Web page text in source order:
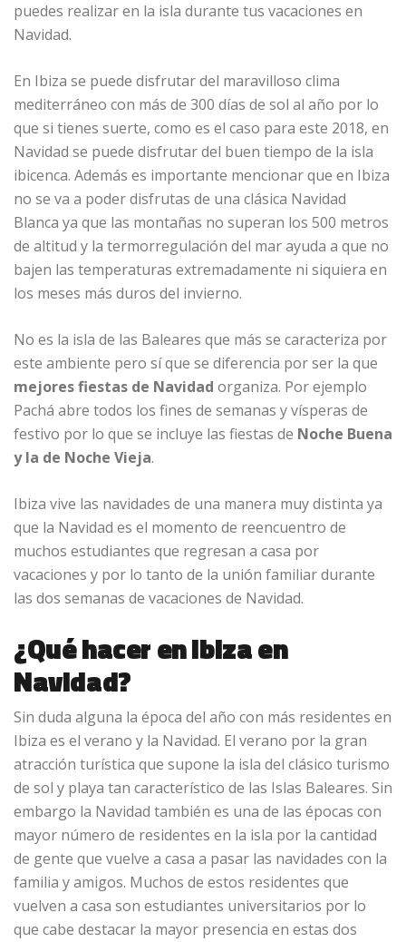
puedes realizar en la isla durante tus vacaciones en
Navidad.
En Ibiza se puede disfrutar del maravilloso clima
mediterráneo con más de 300 días de sol al año por lo
que si tienes suerte, como es el caso para este 2018, en
Navidad se puede disfrutar del buen tiempo de la isla
ibicenca. Además es importante mencionar que en Ibiza
no se va a poder disfrutas de una clásica Navidad
Blanca ya que las montañas no superan los 500 metros
de altitud y la termorregulación del mar ayuda a que no
bajen las temperaturas extremadamente ni siquiera en
los meses más duros del invierno.
No es la isla de las Baleares que más se caracteriza por
este ambiente pero sí que se diferencia por ser la que
mejores fiestas de Navidad organiza. Por ejemplo
Pachá abre todos los fines de semanas y vísperas de
festivo por lo que se incluye las fiestas de Noche Buena
y la de Noche Vieja.
Ibiza vive las navidades de una manera muy distinta ya
que la Navidad es el momento de reencuentro de
muchos estudiantes que regresan a casa por
vacaciones y por lo tanto de la unión familiar durante
las dos semanas de vacaciones de Navidad.
¿Qué hacer en Ibiza en
Navidad?
Sin duda alguna la época del año con más residentes en
Ibiza es el verano y la Navidad. El verano por la gran
atracción turística que supone la isla del clásico turismo
de sol y playa tan característico de las Islas Baleares. Sin
embargo la Navidad también es una de las épocas con
mayor número de residentes en la isla por la cantidad
de gente que vuelve a casa a pasar las navidades con la
familia y amigos. Muchos de estos residentes que
vuelven a casa son estudiantes universitarios por lo
que cabe destacar la mayor presencia en estas dos